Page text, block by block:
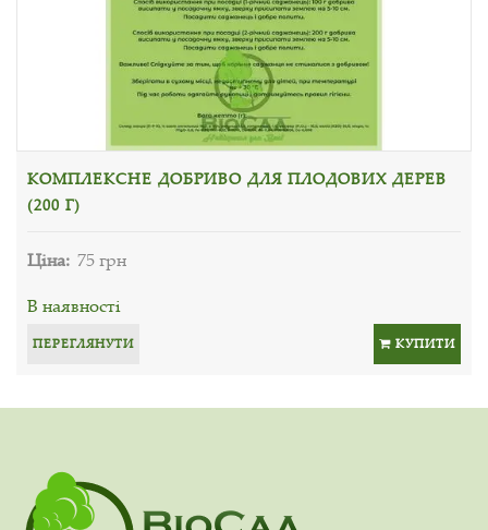
КОМПЛЕКСНЕ ДОБРИВО ДЛЯ ПЛОДОВИХ ДЕРЕВ
(200 Г)
Ціна: 75 грн
В наявності
ПЕРЕГЛЯНУТИ КУПИТИ